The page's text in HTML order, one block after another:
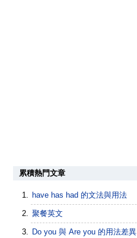
累積熱門文章
have has had 的文法與用法
聚餐英文
Do you 與 Are you 的用法差異